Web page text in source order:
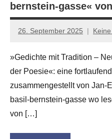
bernstein-gasse«
26. September 2025
Jan-
Hornauer
für
dasgedichtblog
»Gedichte mit Tradition –
der Poesie«: eine
zusammengestellt von Jan-
basil-bernstein-gasse wo
von […]